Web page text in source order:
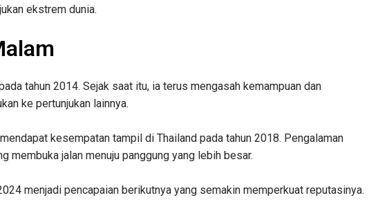
ekstrem dunia.
tahun 2014. Sejak saat itu, ia terus mengasah kemampuan dan
ke pertunjukan lainnya.
kesempatan tampil di Thailand pada tahun 2018. Pengalaman
membuka jalan menuju panggung yang lebih besar.
menjadi pencapaian berikutnya yang semakin memperkuat reputasinya.